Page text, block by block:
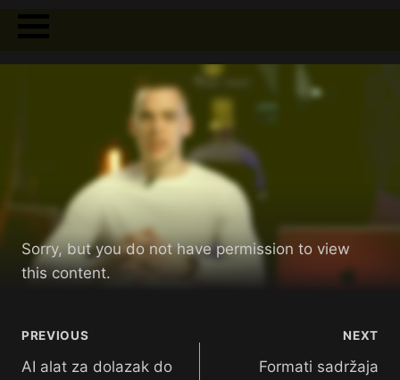
Sorry, but you do not have permission to view
this content.
PREVIOUS
AI alat za dolazak do
NEXT
Formati sadržaja